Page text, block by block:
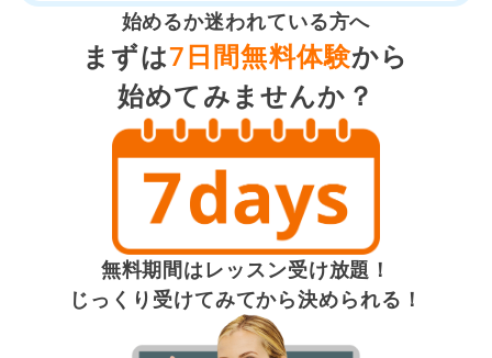
始めるか迷われている方へ
まずは7日間無料体験から
始めてみませんか？
無料期間はレッスン受け放題！
じっくり受けてみてから決められる！